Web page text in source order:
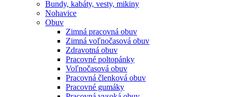
Bundy, kabáty, vesty, mikiny
Nohavice
Obuv
Zimná pracovná obuv
Zimná voľnočasová obuv
Zdravotná obuv
Pracovné poltopánky
Voľnočasová obuv
Pracovná členková obuv
Pracovné gumáky